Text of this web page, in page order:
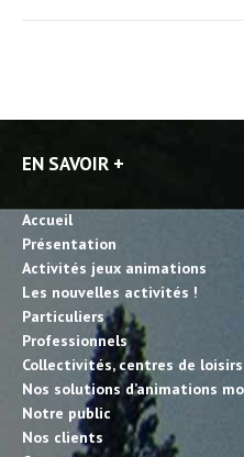
EN SAVOIR +
Accueil
Présentation
Activités jeux animations
Les nouvelles activités !
Particuliers
Professionnels
Collectivités, centres de
Nos solutions d’animations
Notre public
Nos clients